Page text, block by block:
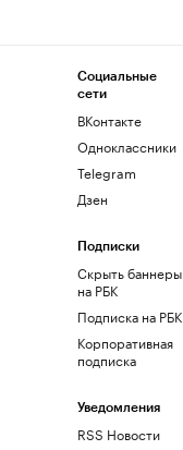
Социальные
сети
ВКонтакте
Одноклассники
Telegram
Дзен
Подписки
Скрыть баннеры
на РБК
Подписка на РБК
Корпоративная
подписка
Уведомления
RSS Новости